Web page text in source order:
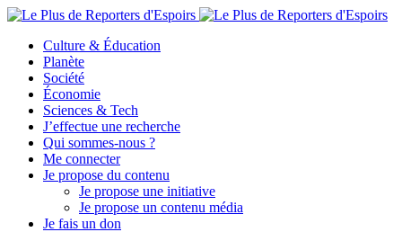
Culture & Éducation
Planète
Société
Économie
Sciences & Tech
J’effectue une recherche
Qui sommes-nous ?
Me connecter
Je propose du contenu
Je propose une initiative
Je propose un contenu média
Je fais un don